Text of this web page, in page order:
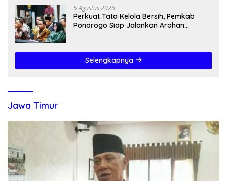
5 Agustus 2026
Perkuat Tata Kelola Bersih, Pemkab
Ponorogo Siap Jalankan Arahan
Selengkapnya
Jawa Timur